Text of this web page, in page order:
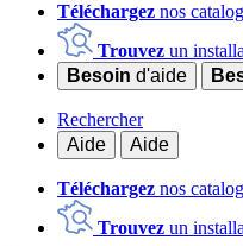
Téléchargez nos
Trouvez un
Besoin d'aide
Rechercher
Aide
Aide
Téléchargez nos
Trouvez un